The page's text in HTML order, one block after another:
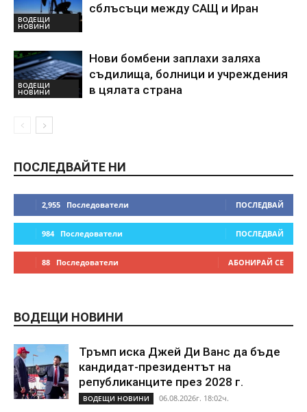
ВОДЕЩИ
НОВИНИ
сблъсъци между САЩ и Иран
ВОДЕЩИ
НОВИНИ
Нови бомбени заплахи заляха
съдилища, болници и учреждения
в цялата страна
ПОСЛЕДВАЙТЕ НИ
2,955 Последователи ПОСЛЕДВАЙ
984 Последователи ПОСЛЕДВАЙ
88 Последователи АБОНИРАЙ СЕ
ВОДЕЩИ НОВИНИ
Тръмп иска Джей Ди Ванс да бъде
кандидат-президентът на
републиканците през 2028 г.
ВОДЕЩИ НОВИНИ 06.08.2026г. 18:02ч.